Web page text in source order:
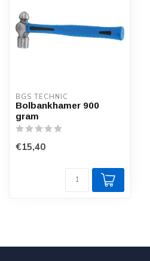
BGS TECHNIC
Bolbankhamer 900
gram
€15,40